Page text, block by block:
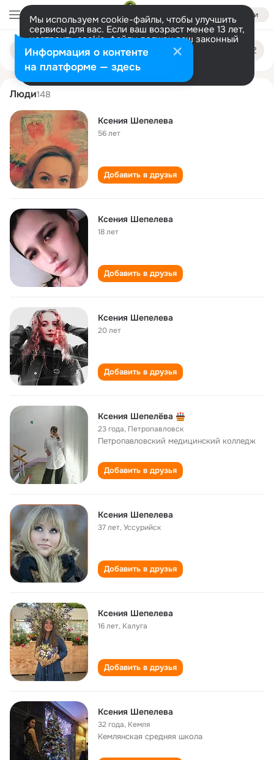
Войти
Мы используем cookie-файлы, чтобы улучшить
сервисы для вас. Если ваш возраст менее 13 лет,
настроить cookie-файлы должен ваш законный
представитель. Больше информации
Разрешить все Настроить
Поиск
людям
kseniya shepeleva
Люди148
Ксения Шепелева
56 лет
Добавить в друзья
Ксения Шепелева
18 лет
Добавить в друзья
Ксения Шепелева
20 лет
Добавить в друзья
Ксения Шепелёва
23 года, Петропавловск
Петропавловский медицинский колледж
Добавить в друзья
Ксения Шепелева
37 лет,Уссурийск
Добавить в друзья
Ксения Шепелева
16 лет, Калуга
Добавить в друзья
Ксения Шепелева
32 года, Кемля
Кемлянская cредняя школа
Информация о контенте
на платформе — здесь